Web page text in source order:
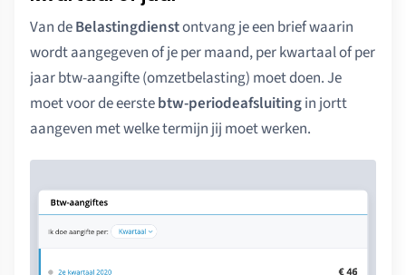
Van deBelastingdienstontvang je een brief waarin
wordt aangegeven of je per maand, per kwartaal of per
jaar btw-aangifte (omzetbelasting) moet doen. Je
moet voor de eerstebtw-periodeafsluitingin jortt
aangeven met welke termijn jij moet werken.